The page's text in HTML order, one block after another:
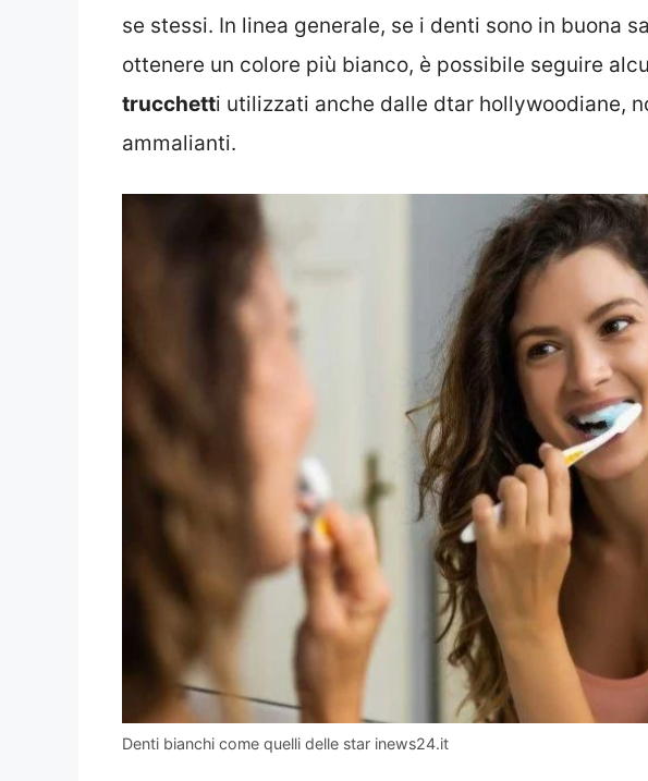
se stessi. In linea generale, se i denti sono in buona
ottenere un colore più bianco, è possibile seguire
trucchetti utilizzati anche dalle dtar hollywoodiane,
ammalianti.
Denti bianchi come quelli delle star inews24.it